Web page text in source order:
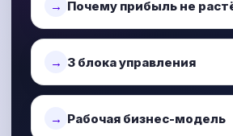
Почему прибыль не
3 блока управления
Рабочая бизнес-модель